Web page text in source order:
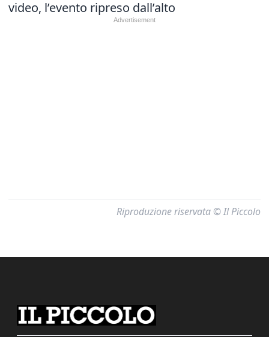
video, l’evento ripreso dall’alto
Riproduzione riservata © Il Piccolo